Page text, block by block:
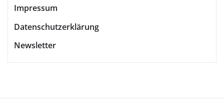
Impressum
Datenschutzerklärung
Newsletter